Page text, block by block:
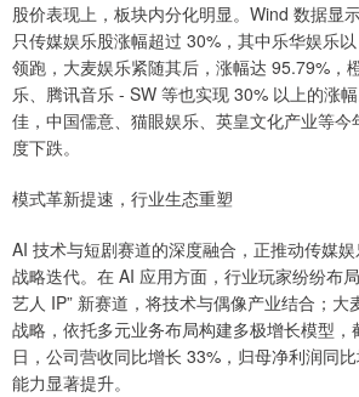
股价表现上，板块内分化明显。Wind 数据显
只传媒娱乐股涨幅超过 30%，其中乐华娱乐
领跑，大麦娱乐紧随其后，涨幅达 95.79%，
乐、腾讯音乐 - SW 等也实现 30% 以上的涨
佳，中国儒意、猫眼娱乐、英皇文化产业等今
度下跌。
模式革新提速，行业生态重塑
AI 技术与短剧赛道的深度融合，正推动传媒
战略迭代。在 AI 应用方面，行业玩家纷纷布
艺人 IP” 新赛道，将技术与偶像产业结合；大
战略，依托多元业务布局构建多极增长模型
日，公司营收同比增长 33%，归母净利润同
能力显著提升。